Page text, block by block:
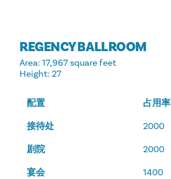
REGENCY BALLROOM
Area: 17,967 square feet
Height: 27
配置 占用率
接待处 2000
剧院 2000
宴会 1400